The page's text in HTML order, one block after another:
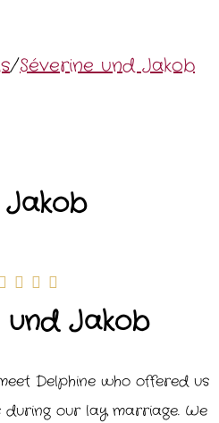
/Séverine und Jakob
und Jakob
Delphine who offered us
our lay marriage. We